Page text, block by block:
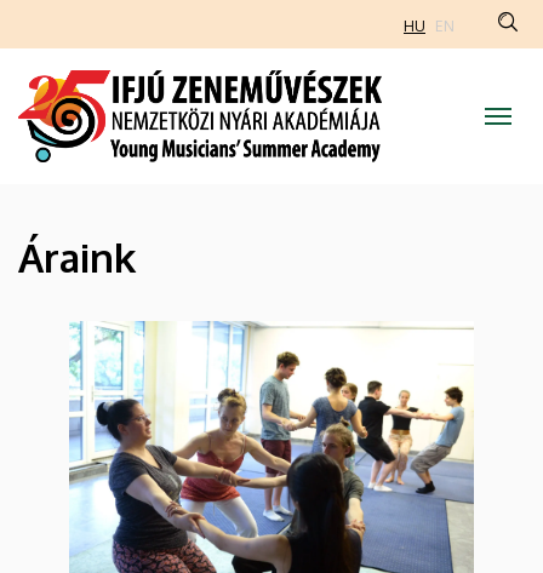
Ifjú
Zeneművészek
Nemzetközi
Nyári
Akadémiája
a
tartalomra
HU EN
Áraink